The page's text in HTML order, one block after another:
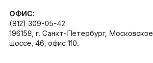
ОФИС:
(812) 309-05-42
196158, г. Санкт-Петербург, Московское
шоссе, 46, офис 110.